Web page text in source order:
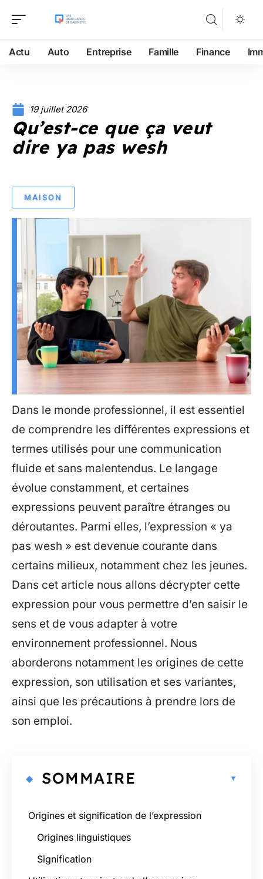
Actu Auto Entreprise Famille Finance
19 juillet 2026
Qu’est-ce que ça veut
dire ya pas wesh
MAISON
Dans le monde professionnel, il est essentiel
de comprendre les différentes expressions et
termes utilisés pour une communication
fluide et sans malentendus. Le langage
évolue constamment, et certaines
expressions peuvent paraître étranges ou
déroutantes. Parmi elles, l’expression « ya
pas wesh » est devenue courante dans
certains milieux, notamment chez les jeunes.
Dans cet article nous allons décrypter cette
expression pour vous permettre d’en saisir le
sens et de vous adapter à votre
environnement professionnel. Nous
aborderons notamment les origines de cette
expression, son utilisation et ses variantes,
ainsi que les précautions à prendre lors de
son emploi.
SOMMAIRE
Origines et signification de l’expression
Origines linguistiques
Signification